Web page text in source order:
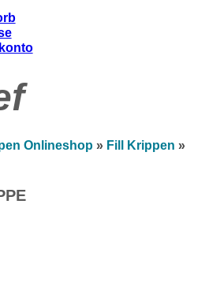
Onlineshop » Fill Krippen »